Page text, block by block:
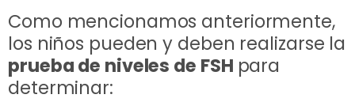
Como mencionamos anteriormente,
los niños pueden y deben realizarse la
prueba de niveles de FSH para
determinar: